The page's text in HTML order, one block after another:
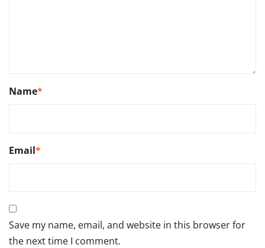
Name*
Email*
Save my name, email, and website in this browser for
the next time I comment.